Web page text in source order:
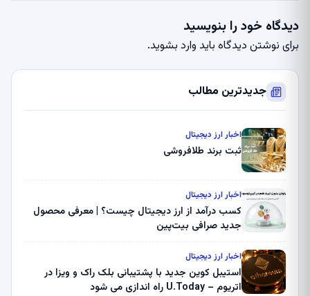
دیدگاه خود را بنویسید
برای نوشتن دیدگاه باید وارد بشوید.
جدیدترین مطالب
اخبار ارز دیجیتال
ثبت برند طلافروشی
اخبار ارز دیجیتال
کسب درآمد از ارز دیجیتال چیست؟ | معرفی محصول
جدید صرافی بیت‌پین
اخبار ارز دیجیتال
استیبل کوین جدید با پشتیبانی بلک راک و ویزا در
اتریوم – U.Today راه اندازی می شود